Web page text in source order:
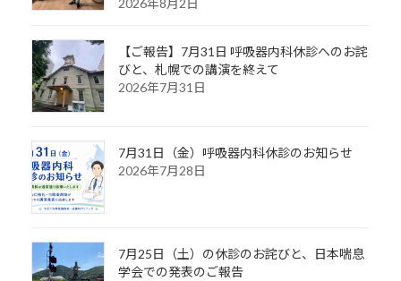
2026年8月2日
【ご報告】7月31日 呼吸器内科休診へのお詫
びと、札幌での講演を終えて
2026年7月31日
7月31日（金）呼吸器内科休診のお知らせ
2026年7月28日
7月25日（土）の休診のお詫びと、日本喘息
学会での発表のご報告